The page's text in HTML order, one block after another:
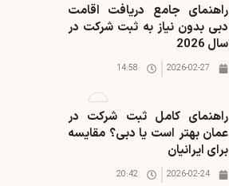
راهنمای جامع دریافت اقامت
دبی بدون نیاز به ثبت شرکت در
سال 2026
2026-02-27
14:58
راهنمای کامل ثبت شرکت در
عمان بهتر است یا دبی؟ مقایسه
برای ایرانیان
2026-02-24
20:42